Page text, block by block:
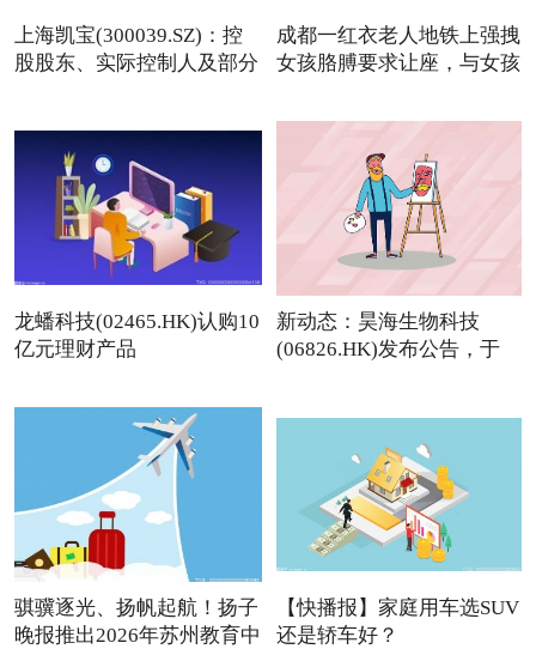
上海凯宝(300039.SZ)：控
股股东、实际控制人及部分
成都一红衣老人地铁上强拽
女孩胳膊要求让座，与女孩
龙蟠科技(02465.HK)认购10
亿元理财产品
新动态：昊海生物科技
(06826.HK)发布公告，于
骐骥逐光、扬帆起航！扬子
晚报推出2026年苏州教育中
【快播报】家庭用车选SUV
还是轿车好？